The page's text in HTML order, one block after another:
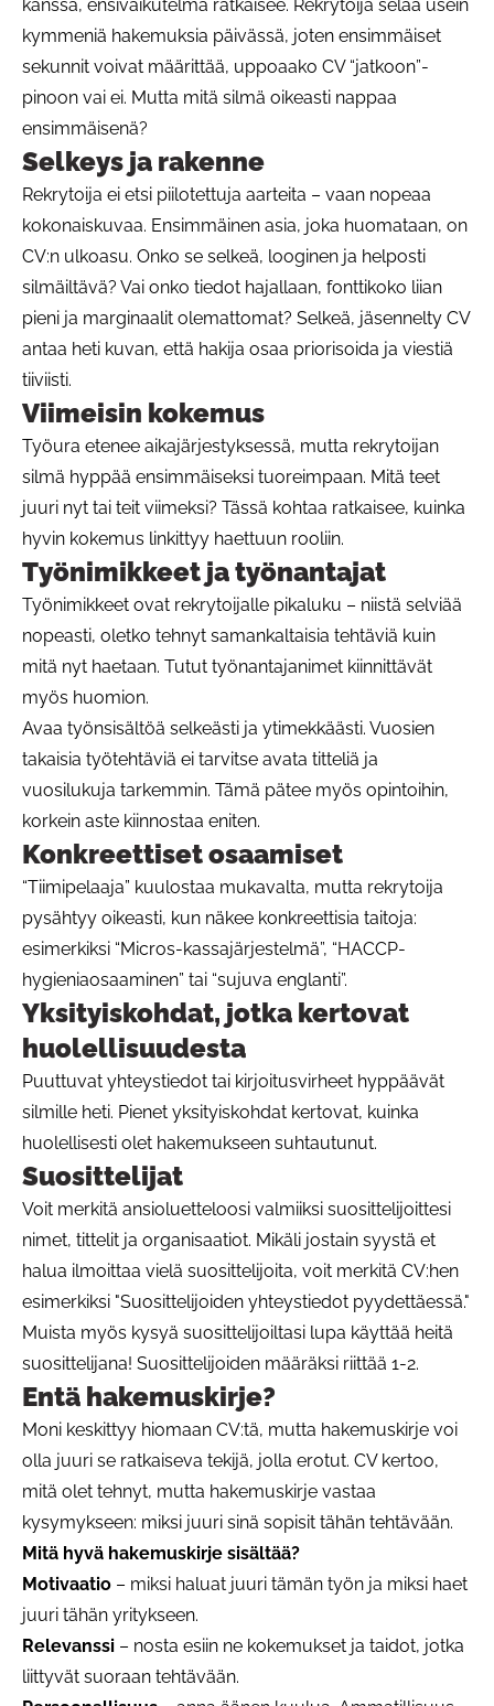
kanssa, ensivaikutelma ratkaisee. Rekrytoija selaa usein
kymmeniä hakemuksia päivässä, joten ensimmäiset
sekunnit voivat määrittää, uppoaako CV “jatkoon”-
pinoon vai ei. Mutta mitä silmä oikeasti nappaa
ensimmäisenä?
Selkeys ja rakenne
Rekrytoija ei etsi piilotettuja aarteita – vaan nopeaa
kokonaiskuvaa. Ensimmäinen asia, joka huomataan, on
CV:n ulkoasu. Onko se selkeä, looginen ja helposti
silmäiltävä? Vai onko tiedot hajallaan, fonttikoko liian
pieni ja marginaalit olemattomat? Selkeä, jäsennelty CV
antaa heti kuvan, että hakija osaa priorisoida ja viestiä
tiiviisti.
Viimeisin kokemus
Työura etenee aikajärjestyksessä, mutta rekrytoijan
silmä hyppää ensimmäiseksi tuoreimpaan. Mitä teet
juuri nyt tai teit viimeksi? Tässä kohtaa ratkaisee, kuinka
hyvin kokemus linkittyy haettuun rooliin.
Työnimikkeet ja työnantajat
Työnimikkeet ovat rekrytoijalle pikaluku – niistä selviää
nopeasti, oletko tehnyt samankaltaisia tehtäviä kuin
mitä nyt haetaan. Tutut työnantajanimet kiinnittävät
myös huomion.
Avaa työnsisältöä selkeästi ja ytimekkäästi. Vuosien
takaisia työtehtäviä ei tarvitse avata titteliä ja
vuosilukuja tarkemmin. Tämä pätee myös opintoihin,
korkein aste kiinnostaa eniten.
Konkreettiset osaamiset
“Tiimipelaaja” kuulostaa mukavalta, mutta rekrytoija
pysähtyy oikeasti, kun näkee konkreettisia taitoja:
esimerkiksi “Micros-kassajärjestelmä”, “HACCP-
hygieniaosaaminen” tai “sujuva englanti”.
Yksityiskohdat, jotka kertovat
huolellisuudesta
Puuttuvat yhteystiedot tai kirjoitusvirheet hyppäävät
silmille heti. Pienet yksityiskohdat kertovat, kuinka
huolellisesti olet hakemukseen suhtautunut.
Suosittelijat
Voit merkitä ansioluetteloosi valmiiksi suosittelijoittesi
nimet, tittelit ja organisaatiot. Mikäli jostain syystä et
halua ilmoittaa vielä suosittelijoita, voit merkitä CV:hen
esimerkiksi "Suosittelijoiden yhteystiedot pyydettäessä."
Muista myös kysyä suosittelijoiltasi lupa käyttää heitä
suosittelijana! Suosittelijoiden määräksi riittää 1-2.
Entä hakemuskirje?
Moni keskittyy hiomaan CV:tä, mutta hakemuskirje voi
olla juuri se ratkaiseva tekijä, jolla erotut. CV kertoo,
mitä olet tehnyt, mutta hakemuskirje vastaa
kysymykseen: miksi juuri sinä sopisit tähän tehtävään.
Mitä hyvä hakemuskirje sisältää?
Motivaatio – miksi haluat juuri tämän työn ja miksi haet
juuri tähän yritykseen.
Relevanssi – nosta esiin ne kokemukset ja taidot, jotka
liittyvät suoraan tehtävään.